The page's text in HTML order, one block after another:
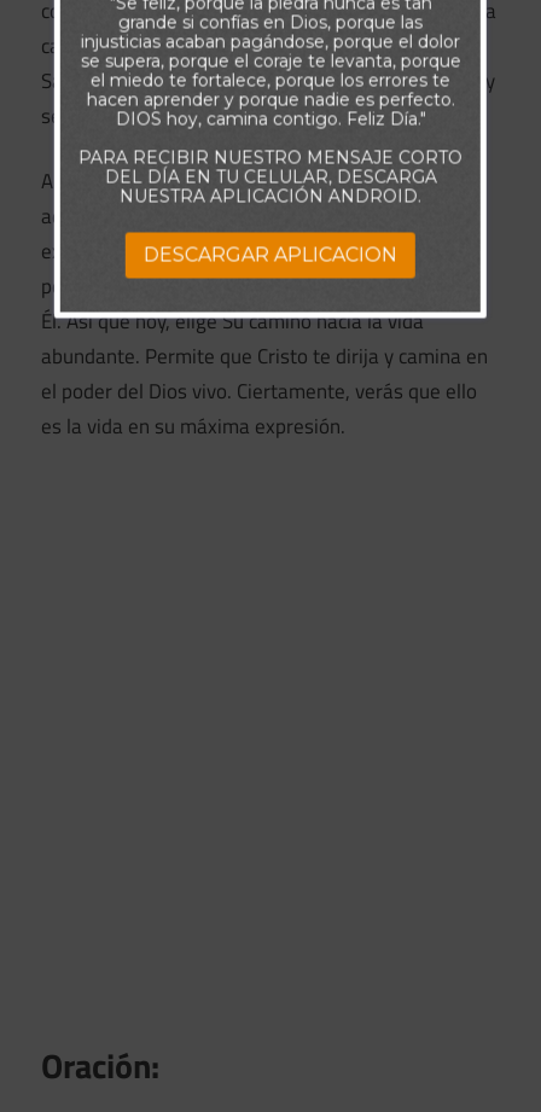
completo en Él y en lo que considera importante. Y a
cambio, vives en el extraordinario poder del
Salvador resucitado, con Su paz, alegría, confianza y
seguridad.
Amigo, el Padre no te ha llamado sólo a una vida
adecuada: quiere que tu existencia sea
extraordinaria. Por eso, todo lo que te envía tiene
por objeto enseñarte a vivir verdaderamente para
Él. Así que hoy, elige Su camino hacia la vida
abundante. Permite que Cristo te dirija y camina en
el poder del Dios vivo. Ciertamente, verás que ello
es la vida en su máxima expresión.
Oración:
grande si confías en Dios, porque las
injusticias acaban pagándose, porque el dolor
se supera, porque el coraje te levanta, porque
el miedo te fortalece, porque los errores te
hacen aprender y porque nadie es perfecto.
DIOS hoy, camina contigo. Feliz Día."
PARA RECIBIR NUESTRO MENSAJE CORTO
DEL DÍA EN TU CELULAR, DESCARGA
NUESTRA APLICACIÓN ANDROID.
DESCARGAR APLICACION